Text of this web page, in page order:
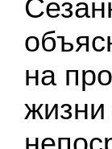
на
жизни